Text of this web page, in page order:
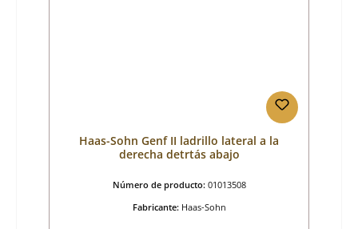
Haas-Sohn Genf II ladrillo lateral a la
derecha detrtás abajo
Número de producto: 01013508
Fabricante: Haas-Sohn